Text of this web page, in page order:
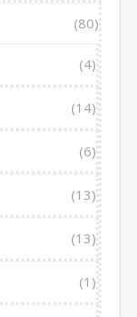
(80)
(4)
(14)
(6)
(13)
(13)
(1)